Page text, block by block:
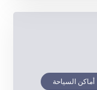
أماكن السياحة